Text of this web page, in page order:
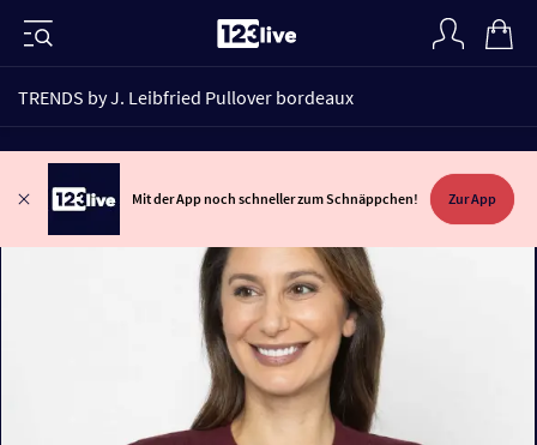
TRENDS by J. Leibfried Pullover bordeaux
Mit der App noch schneller zum Schnäppchen! Zur App